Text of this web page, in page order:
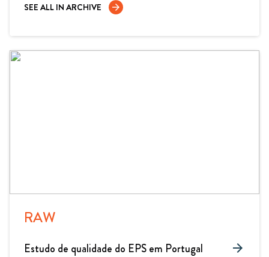
SEE ALL IN ARCHIVE arrow_forward
RAW
Estudo de qualidade do EPS em Portugal arrow_forward